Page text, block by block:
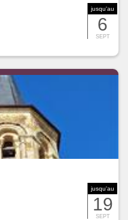
jusqu'au
6
SEPT
jusqu'au
19
SEPT